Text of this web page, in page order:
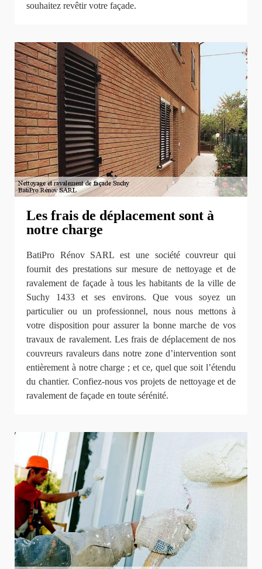
souhaitez revêtir votre façade.
Les frais de déplacement sont à
notre charge
BatiPro Rénov SARL est une société couvreur qui
fournit des prestations sur mesure de nettoyage et de
ravalement de façade à tous les habitants de la ville de
Suchy 1433 et ses environs. Que vous soyez un
particulier ou un professionnel, nous nous mettons à
votre disposition pour assurer la bonne marche de vos
travaux de ravalement. Les frais de déplacement de nos
couvreurs ravaleurs dans notre zone d’intervention sont
entièrement à notre charge ; et ce, quel que soit l’étendu
du chantier. Confiez-nous vos projets de nettoyage et de
ravalement de façade en toute sérénité.